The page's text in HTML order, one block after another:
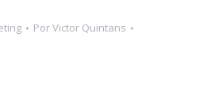
PorVictor Quintans